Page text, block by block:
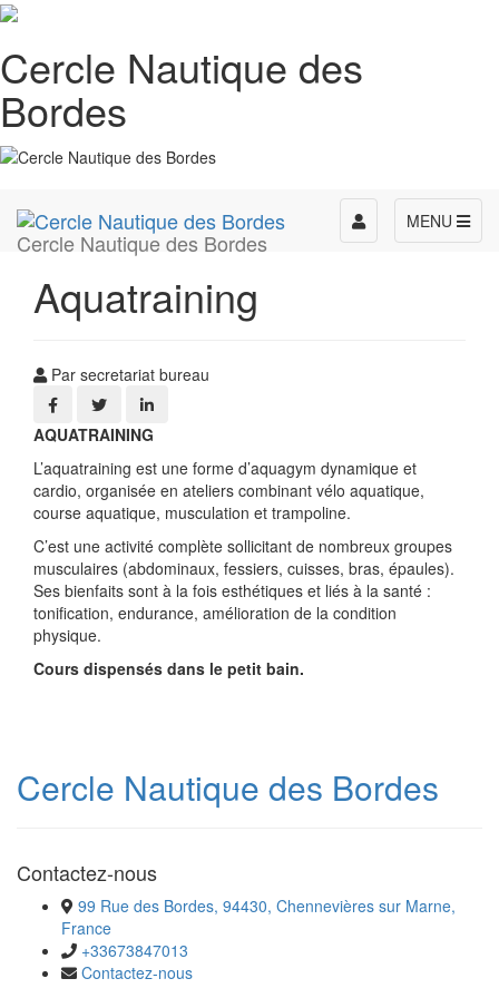
Cercle Nautique des
Bordes
Cercle Nautique des Bordes
MENU
Toggle
navigation
Aquatraining
Par secretariat bureau
AQUATRAINING
L’aquatraining est une forme d’aquagym dynamique et
cardio, organisée en ateliers combinant vélo aquatique,
course aquatique, musculation et trampoline.
C’est une activité complète sollicitant de nombreux groupes
musculaires (abdominaux, fessiers, cuisses, bras, épaules).
Ses bienfaits sont à la fois esthétiques et liés à la santé :
tonification, endurance, amélioration de la condition
physique.
Cours dispensés dans le petit bain.
Cercle Nautique des Bordes
Contactez-nous
99 Rue des Bordes, 94430, Chennevières sur Marne,
France
+33673847013
Contactez-nous